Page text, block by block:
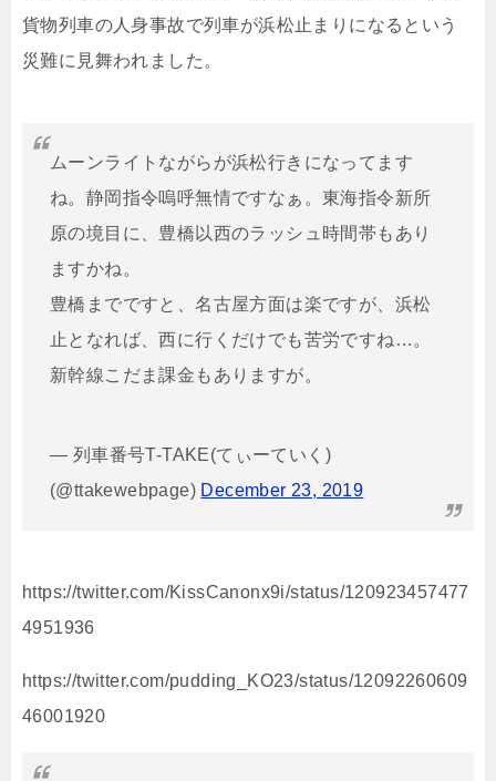
貨物列車の人身事故で列車が浜松止まりになるという
災難に見舞われました。
ムーンライトながらが浜松行きになってます
ね。静岡指令嗚呼無情ですなぁ。東海指令新所
原の境目に、豊橋以西のラッシュ時間帯もあり
ますかね。
豊橋までですと、名古屋方面は楽ですが、浜松
止となれば、西に行くだけでも苦労ですね…。
新幹線こだま課金もありますが。
— 列車番号T-TAKE(てぃーていく)
(@ttakewebpage) December 23, 2019
https://twitter.com/KissCanonx9i/status/120923457477
4951936
https://twitter.com/pudding_KO23/status/12092260609
46001920